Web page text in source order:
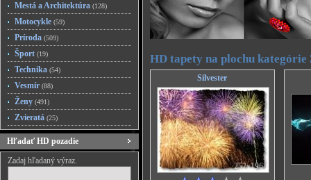
Mestá a Architektúra (128)
Motocykle (59)
Príroda (509)
Šport (19)
Technika (54)
Vesmír (88)
Ženy (491)
Zvieratá (25)
Hľadať HD pozadie
Zadaj hľadaný výraz.
HD tapety na plochu
Silvester
257x196